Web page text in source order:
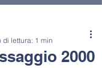
2000
di lettura: 1 min